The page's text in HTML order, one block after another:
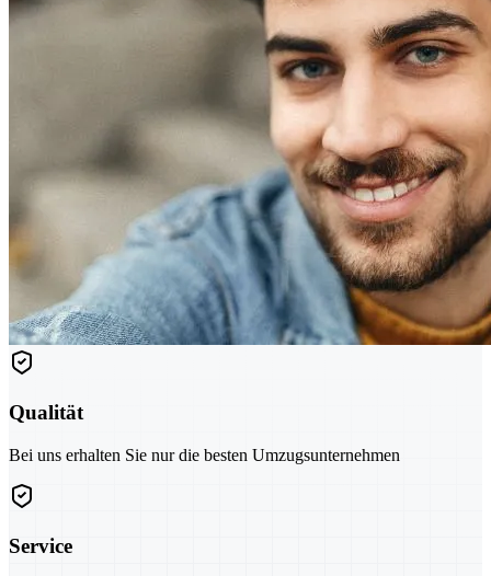
Qualität
Bei uns erhalten Sie nur die besten Umzugsunternehmen
Service